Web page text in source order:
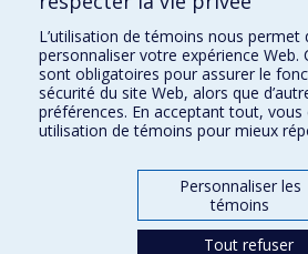
L’utilisation de témoins nous permet
personnaliser votre expérience Web.
sont obligatoires pour assurer le
sécurité du site Web, alors que
préférences. En acceptant tout,
utilisation de témoins pour mieux
Personnaliser les
témoins
Tout refuser